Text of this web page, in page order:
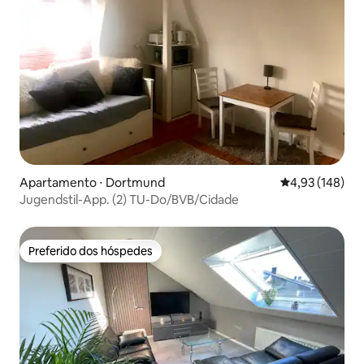
Apartamento ⋅ Dortmund 4,93 de uma
4,93 (148)
Jugendstil-App. (2) TU-Do/BVB/Cidade
Preferido dos hóspedes
Preferido dos hóspedes